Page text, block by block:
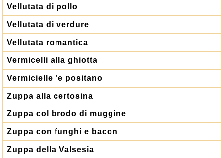
Vellutata di pollo
Vellutata di verdure
Vellutata romantica
Vermicelli alla ghiotta
Vermicielle 'e positano
Zuppa alla certosina
Zuppa col brodo di muggine
Zuppa con funghi e bacon
Zuppa della Valsesia